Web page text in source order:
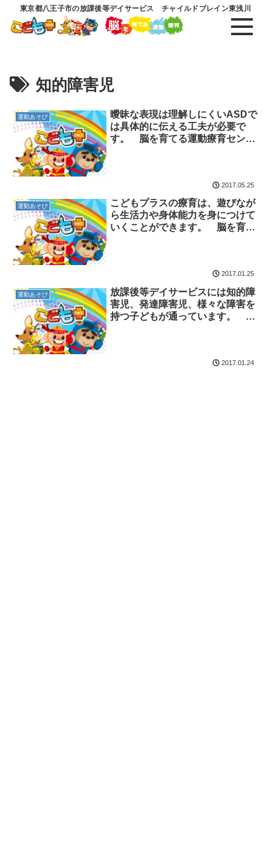
東京都八王子市の放課後等デイサービス チャイルドブレイン東浅川
知的障害児
運動あそび
曖昧な表現は理解しにくいASDで
は具体的に伝える工夫が必要で
す。 脳を育てる運動療育センタ
2017.05.25
運動あそび
こどもプラスの療育は、遊びなが
ら生活力や身体能力を身につけて
いくことができます。 脳を育て
2017.01.25
運動あそび
放課後等デイサービスには知的障
害児、発達障害児、様々な障害を
持つ子どもが通っています。 放
2017.01.24